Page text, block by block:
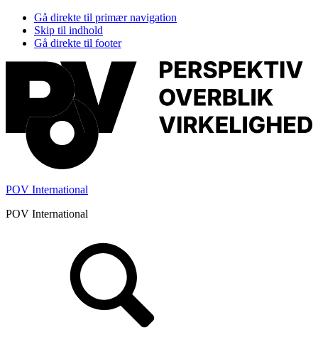
Gå direkte til primær navigation
Skip til indhold
Gå direkte til footer
POV International
POV International